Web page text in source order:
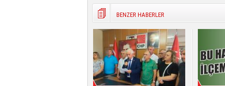
BENZER HABERLER